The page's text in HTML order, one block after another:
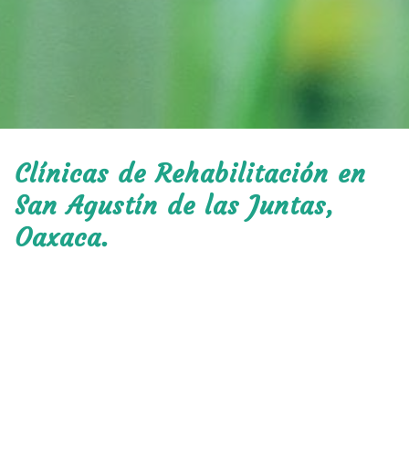
Clínicas de Rehabilitación en
San Agustín de las Juntas,
Oaxaca.